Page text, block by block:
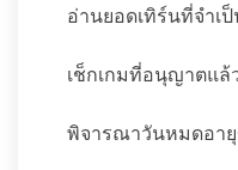
อ่านยอดเทิร์นที่จำเ
เช็กเกมที่อนุญาตแล้
พิจารณาวันหมดอา